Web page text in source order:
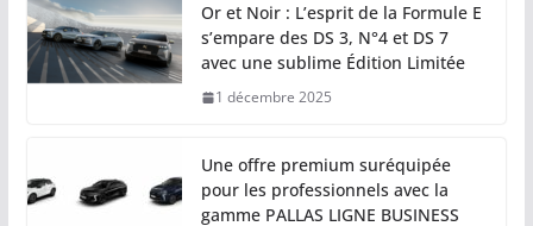
Or et Noir : L’esprit de la Formule E
s’empare des DS 3, N°4 et DS 7
avec une sublime Édition Limitée
1 décembre 2025
Une offre premium suréquipée
pour les professionnels avec la
gamme PALLAS LIGNE BUSINESS